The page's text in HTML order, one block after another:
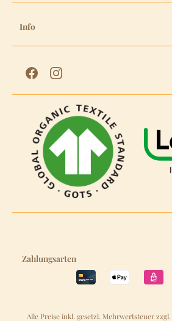
Info
Zahlungsarten
Alle Preise inkl. gesetzl. Mehrwertsteuer zzgl.